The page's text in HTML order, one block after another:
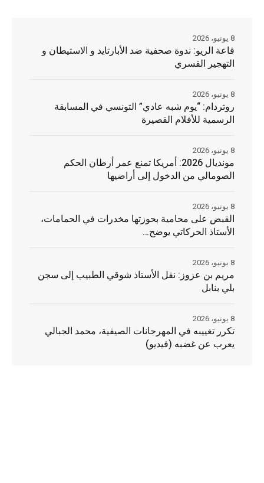
قاعة الريو: ندوة صحفية ضد الأبارتايد و الاستيطان و
التهجير القسري
8 يونيو، 2026
روتردام: “يوم شبه عادي” التونسي في المسابقة
الرسمية للأفلام القصيرة
8 يونيو، 2026
مونديال 2026: أمريكا تمنع عمر أرطان الحكم
الصومالي من الدخول إلى أراضيها
8 يونيو، 2026
القبض على محامية بحوزتها مخدرات في الحمامات،
الأستاذ الحركاتي يوضح…
8 يونيو، 2026
مريم بن عزوز: نقل الأستاذ شوقي الطبيب إلى سجن
بلي بنابل
8 يونيو، 2026
تكرر تغييبه في المهرجانات الصيفية، محمد الجبالي
يعرب عن غضبه (فيديو)
8 يونيو، 2026